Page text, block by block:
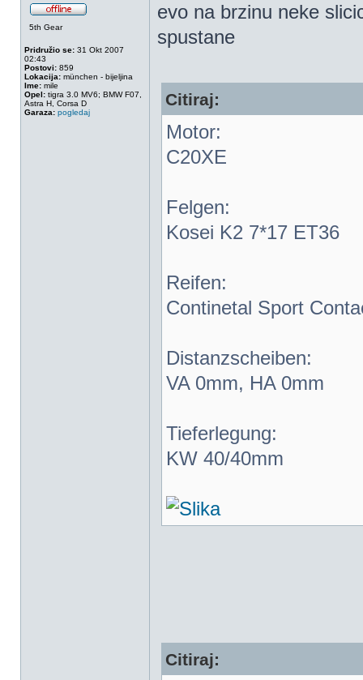
5th Gear
Pridružio se: 31 Okt 2007
02:43
Postovi: 859
Lokacija: münchen - bijeljina
Ime: mile
Opel: tigra 3.0 MV6; BMW F07,
Astra H, Corsa D
Garaza: pogledaj
evo na brzinu neke
spustane
Citiraj:
Motor:
C20XE
Felgen:
Kosei K2 7*17 ET36
Reifen:
Continetal Sport
Distanzscheiben:
VA 0mm, HA 0mm
Tieferlegung:
KW 40/40mm
Citiraj: